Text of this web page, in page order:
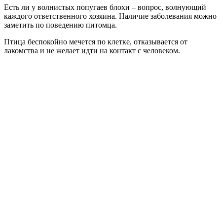
Есть ли у волнистых попугаев блохи – вопрос, волнующий
каждого ответственного хозяина. Наличие заболевания можно
заметить по поведению питомца.
Птица беспокойно мечется по клетке, отказывается от
лакомства и не желает идти на контакт с человеком.